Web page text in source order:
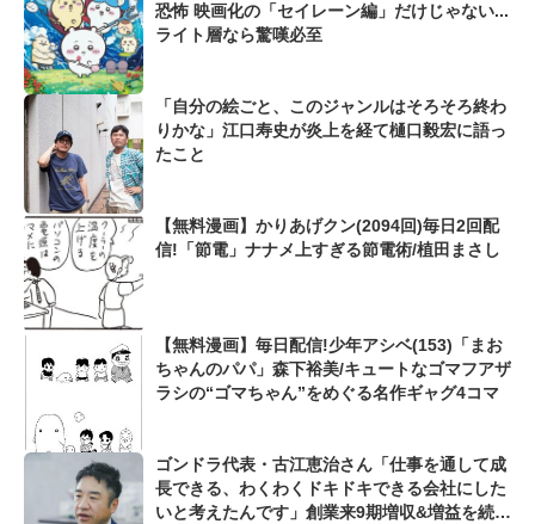
恐怖 映画化の「セイレーン編」だけじゃない...
ライト層なら驚嘆必至
「自分の絵ごと、このジャンルはそろそろ終わ
りかな」江口寿史が炎上を経て樋口毅宏に語っ
たこと
【無料漫画】かりあげクン(2094回)毎日2回配
信!「節電」ナナメ上すぎる節電術/植田まさし
【無料漫画】毎日配信!少年アシベ(153)「まお
ちゃんのパパ」森下裕美/キュートなゴマフアザ
ラシの“ゴマちゃん”をめぐる名作ギャグ4コマ
ゴンドラ代表・古江恵治さん「仕事を通して成
長できる、わくわくドキドキできる会社にした
いと考えたんです」創業来9期増収&増益を続け